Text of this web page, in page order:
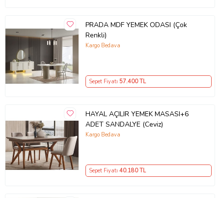
PRADA MDF YEMEK ODASI (Çok
Renkli)
Kargo Bedava
Sepet Fiyatı 57.400TL
HAYAL AÇILIR YEMEK MASASI+6
ADET SANDALYE (Ceviz)
Kargo Bedava
Sepet Fiyatı 40.180TL